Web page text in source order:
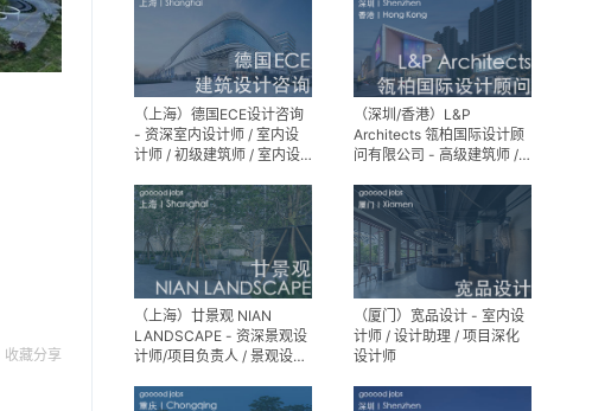
收藏分享
计/媒体，长期有效）
（上海）德国ECE设计咨询
- 资深室内设计师 / 室内设
计师 / 初级建筑师 / 室内设
习生
（深圳/香港）L&P
Architects 瓴柏国际设计顾
问有限公司 - 高级建筑师 /
精装设计师
（上海）廿景观 NIAN
LANDSCAPE - 资深景观设
计师/项目负责人 / 景观设计
（厦门）宽品设计 - 室内设
计师 / 设计助理 / 项目深化
设计师